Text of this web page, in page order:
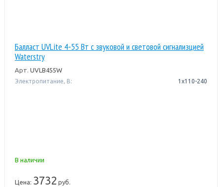
Балласт UVLite 4-55 Вт с звуковой и световой сигнализцией
Waterstry
Арт. UVLB455W
Электропитание, В: 1x110-240
В наличии
Цена: 3732 руб.